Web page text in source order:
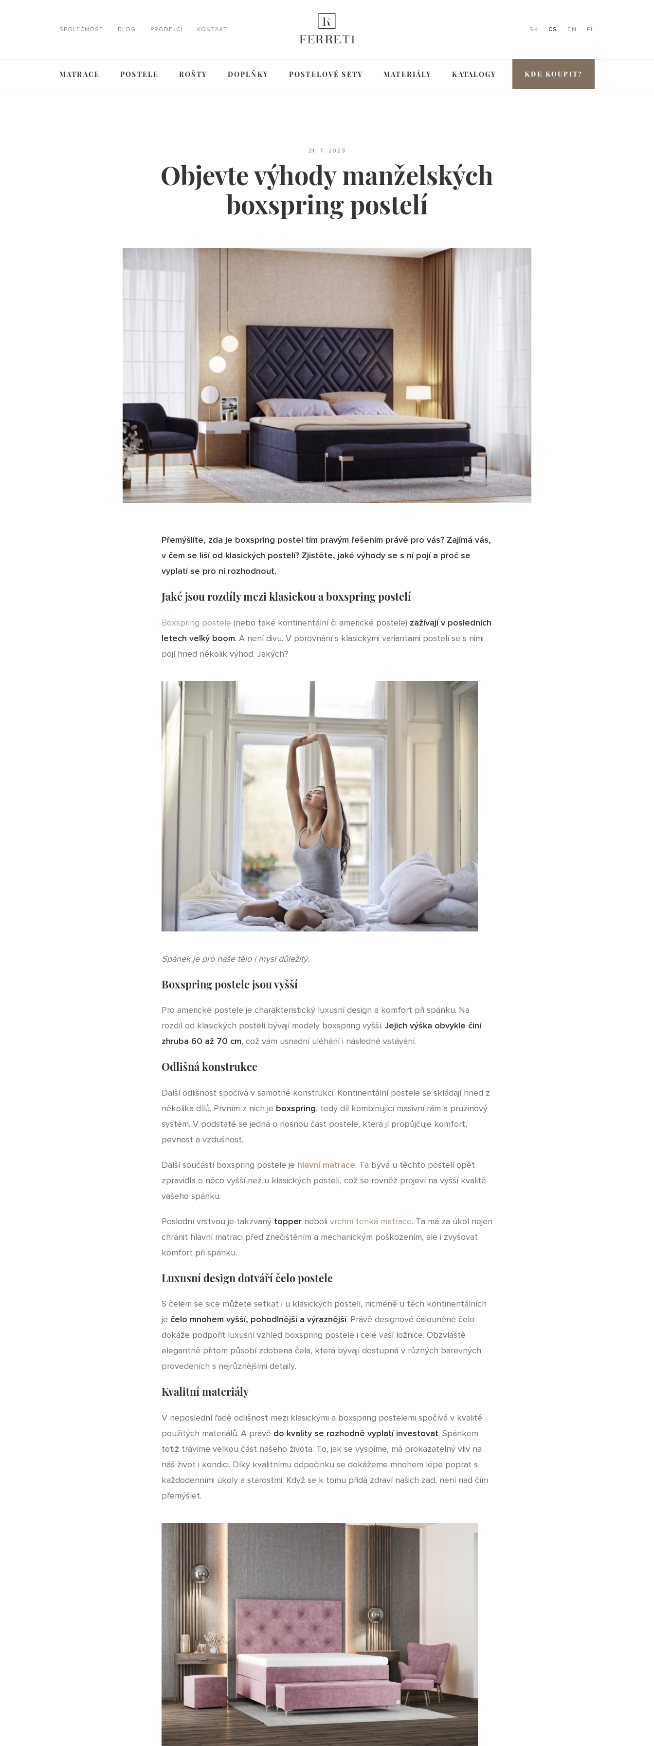
SPOLEČNOST BLOG PRODEJCI KONTAKT SK CS EN PL
MATRACE POSTELE ROŠTY DOPLŇKY POSTELOVÉ SETY MATERIÁLY KATALOGY KDE KOUPIT?
21. 7. 2023
Objevte výhody manželských
boxspring postelí
Přemýšlíte, zda je boxspring postel tím pravým řešením právě pro vás? Zajímá vás,
v čem se liší od klasických postelí? Zjistěte, jaké výhody se s ní pojí a proč se
vyplatí se pro ni rozhodnout.
Jaké jsou rozdíly mezi klasickou a boxspring postelí
Boxspring postele (nebo také kontinentální či americké postele) zažívají v posledních
letech velký boom. A není divu. V porovnání s klasickými variantami postelí se s nimi
pojí hned několik výhod. Jakých?
Spánek je pro naše tělo i mysl důležitý.
Boxspring postele jsou vyšší
Pro americké postele je charakteristický luxusní design a komfort při spánku. Na
rozdíl od klasických postelí bývají modely boxspring vyšší. Jejich výška obvykle činí
zhruba 60 až 70 cm, což vám usnadní uléhání i následné vstávání.
Odlišná konstrukce
Další odlišnost spočívá v samotné konstrukci. Kontinentální postele se skládají hned z
několika dílů. Prvním z nich je boxspring, tedy díl kombinující masivní rám a pružinový
systém. V podstatě se jedná o nosnou část postele, která jí propůjčuje komfort,
pevnost a vzdušnost.
Další součástí boxspring postele je hlavní matrace. Ta bývá u těchto postelí opět
zpravidla o něco vyšší než u klasických postelí, což se rovněž projeví na vyšší kvalitě
vašeho spánku.
Poslední vrstvou je takzvaný topper neboli vrchní tenká matrace. Ta má za úkol nejen
chránit hlavní matraci před znečištěním a mechanickým poškozením, ale i zvyšovat
komfort při spánku.
Luxusní design dotváří čelo postele
S čelem se sice můžete setkat i u klasických postelí, nicméně u těch kontinentálních
je čelo mnohem vyšší, pohodlnější a výraznější. Právě designové čalouněné čelo
dokáže podpořit luxusní vzhled boxspring postele i celé vaší ložnice. Obzvláště
elegantně přitom působí zdobená čela, která bývají dostupná v různých barevných
provedeních s nejrůznějšími detaily.
Kvalitní materiály
V neposlední řadě odlišnost mezi klasickými a boxspring postelemi spočívá v kvalitě
použitých materiálů. A právě do kvality se rozhodně vyplatí investovat. Spánkem
totiž trávíme velkou část našeho života. To, jak se vyspíme, má prokazatelný vliv na
náš život i kondici. Díky kvalitnímu odpočinku se dokážeme mnohem lépe poprat s
každodenními úkoly a starostmi. Když se k tomu přidá zdraví našich zad, není nad čím
přemýšlet.